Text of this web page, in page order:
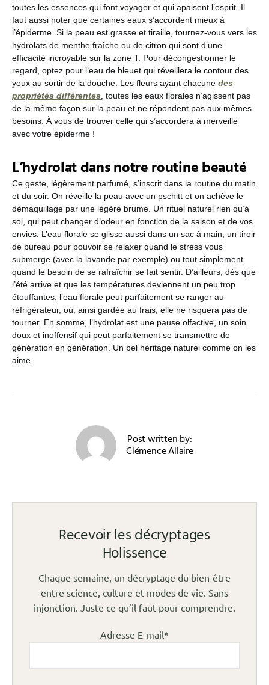
toutes les essences qui font voyager et qui apaisent l’esprit. Il
faut aussi noter que certaines eaux s’accordent mieux à
l’épiderme. Si la peau est grasse et tiraille, tournez-vous vers les
hydrolats de menthe fraîche ou de citron qui sont d’une
efficacité incroyable sur la zone T. Pour décongestionner le
regard, optez pour l’eau de bleuet qui réveillera le contour des
yeux au sortir de la douche. Les fleurs ayant chacune des
propriétés différentes , toutes les eaux florales n’agissent pas
de la même façon sur la peau et ne répondent pas aux mêmes
besoins. À vous de trouver celle qui s’accordera à merveille
avec votre épiderme !
L’hydrolat dans notre routine beauté
Ce geste, légèrement parfumé, s’inscrit dans la routine du matin
et du soir. On réveille la peau avec un pschitt et on achève le
démaquillage par une légère brume. Un rituel naturel rien qu’à
soi, qui peut changer d’odeur en fonction de la saison et de vos
envies. L’eau florale se glisse aussi dans un sac à main, un tiroir
de bureau pour pouvoir se relaxer quand le stress vous
submerge (avec la lavande par exemple) ou tout simplement
quand le besoin de se rafraîchir se fait sentir. D’ailleurs, dès que
l’été arrive et que les températures deviennent un peu trop
étouffantes, l’eau florale peut parfaitement se ranger au
réfrigérateur, où, ainsi gardée au frais, elle ne risquera pas de
tourner. En somme, l’hydrolat est une pause olfactive, un soin
doux et inoffensif qui peut parfaitement se transmettre de
génération en génération. Un bel héritage naturel comme on les
aime.
Post written by:
Clémence Allaire
Recevoir les décryptages
Holissence
Chaque semaine, un décryptage du bien-être
entre science, culture et modes de vie. Sans
injonction. Juste ce qu’il faut pour comprendre.
Adresse E-mail*